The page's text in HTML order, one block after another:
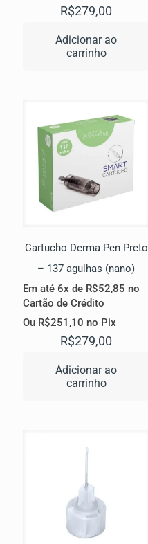
R$279,00
Adicionar ao
carrinho
Cartucho Derma Pen Preto
– 137 agulhas (nano)
Em até 6x de R$52,85 no
Cartão de Crédito
Ou R$251,10 no Pix
R$279,00
Adicionar ao
carrinho